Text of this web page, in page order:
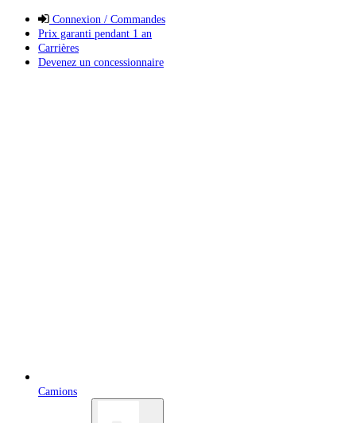
Connexion / Commandes
Prix garanti pendant 1 an
Carrières
Devenez un concessionnaire
Camions